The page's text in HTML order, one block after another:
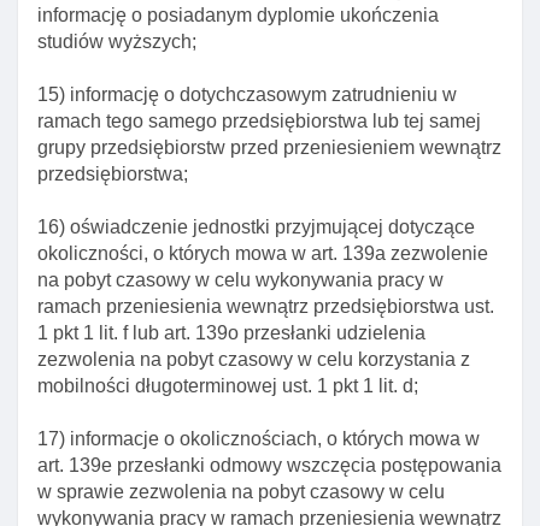
informację o posiadanym dyplomie ukończenia
studiów wyższych;
15) informację o dotychczasowym zatrudnieniu w
ramach tego samego przedsiębiorstwa lub tej samej
grupy przedsiębiorstw przed przeniesieniem wewnątrz
przedsiębiorstwa;
16) oświadczenie jednostki przyjmującej dotyczące
okoliczności, o których mowa w art. 139a zezwolenie
na pobyt czasowy w celu wykonywania pracy w
ramach przeniesienia wewnątrz przedsiębiorstwa ust.
1 pkt 1 lit. f lub art. 139o przesłanki udzielenia
zezwolenia na pobyt czasowy w celu korzystania z
mobilności długoterminowej ust. 1 pkt 1 lit. d;
17) informacje o okolicznościach, o których mowa w
art. 139e przesłanki odmowy wszczęcia postępowania
w sprawie zezwolenia na pobyt czasowy w celu
wykonywania pracy w ramach przeniesienia wewnątrz
Art. 180. Przesłanki cofnięcia zezwolenia na pobyt
czasowy dla ofiar handlu ludźMI
Rozdział 10. Zezwolenie na pobyt czasowy ze
względu na okolicznośCI wymagające
krótkotrwałego pobytu
Art. 181. Zezwolenie na pobyt czasowy ze względu
pobytu na terytorium rp
Art. 182. Wyłączenie stosowania niektórych
przepisów ustawy w postępowaniu w sprawie
udzielenia zezwolenia na pobyt czasowy ze
względu na okolicznośCI wymagające
krótkotrwałego pobytu na terytorium rp
zezwolenie na pobyt czasowy ze względu na
okolicznośCI wymagające krótkotrwałego pobytu
na terytorium rp